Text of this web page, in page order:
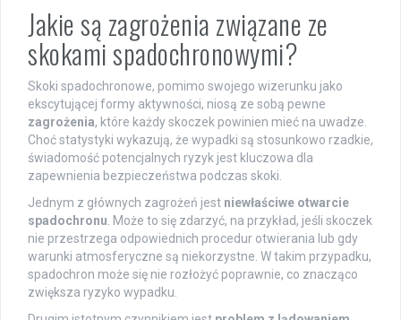
Jakie są zagrożenia związane ze
skokami spadochronowymi?
Skoki spadochronowe, pomimo swojego wizerunku jako
ekscytującej formy aktywności, niosą ze sobą pewne
zagrożenia, które każdy skoczek powinien mieć na uwadze.
Choć statystyki wykazują, że wypadki są stosunkowo rzadkie,
świadomość potencjalnych ryzyk jest kluczowa dla
zapewnienia bezpieczeństwa podczas skoki.
Jednym z głównych zagrożeń jest niewłaściwe otwarcie
spadochronu . Może to się zdarzyć, na przykład, jeśli skoczek
nie przestrzega odpowiednich procedur otwierania lub gdy
warunki atmosferyczne są niekorzystne. W takim przypadku,
spadochron może się nie rozłożyć poprawnie, co znacząco
zwiększa ryzyko wypadku.